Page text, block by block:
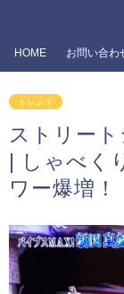
HOME お問い合わ
トレンド
ストリー
| しゃべく
ワー爆増！